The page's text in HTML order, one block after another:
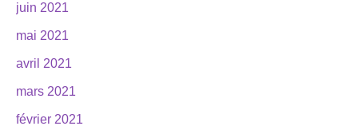
juin 2021
mai 2021
avril 2021
mars 2021
février 2021